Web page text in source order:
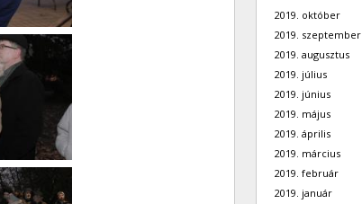
2019. október
2019. szeptember
2019. augusztus
2019. július
2019. június
2019. május
2019. április
2019. március
2019. február
2019. január